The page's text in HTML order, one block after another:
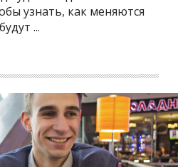
узнать, как меняются
...